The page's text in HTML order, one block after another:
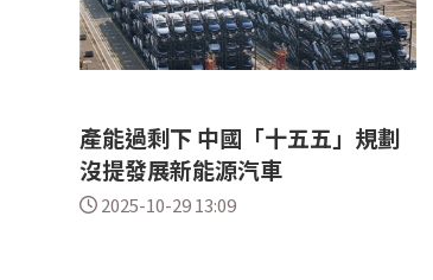
產能過剩下 中國「十五五」規劃
沒提發展新能源汽車
2025-10-29 13:09